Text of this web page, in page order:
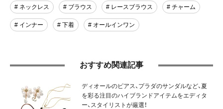
# ネックレス # ブラウス # レースブラウス # チャーム
# インナー # 下着 # オールインワン
おすすめ関連記事
ディオールのピアス、プラダのサンダルなど、夏
を彩る注目のハイブランドアイテムをエディタ
ー、スタイリストが厳選！